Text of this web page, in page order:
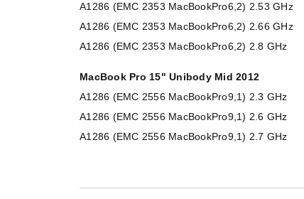
A1286 (EMC 2353 MacBookPro6,2) 2.53 GHz
A1286 (EMC 2353 MacBookPro6,2) 2.66 GHz
A1286 (EMC 2353 MacBookPro6,2) 2.8 GHz
MacBook Pro 15" Unibody Mid 2012
A1286 (EMC 2556 MacBookPro9,1) 2.3 GHz
A1286 (EMC 2556 MacBookPro9,1) 2.6 GHz
A1286 (EMC 2556 MacBookPro9,1) 2.7 GHz